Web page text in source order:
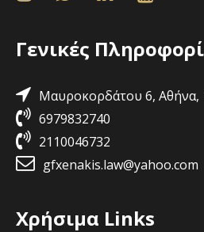
Γενικές
Μαυροκορδάτου 6, Αθήνα,
6979832740
2110046732
gfxenakis.law@yahoo.com
Χρήσιμα Links